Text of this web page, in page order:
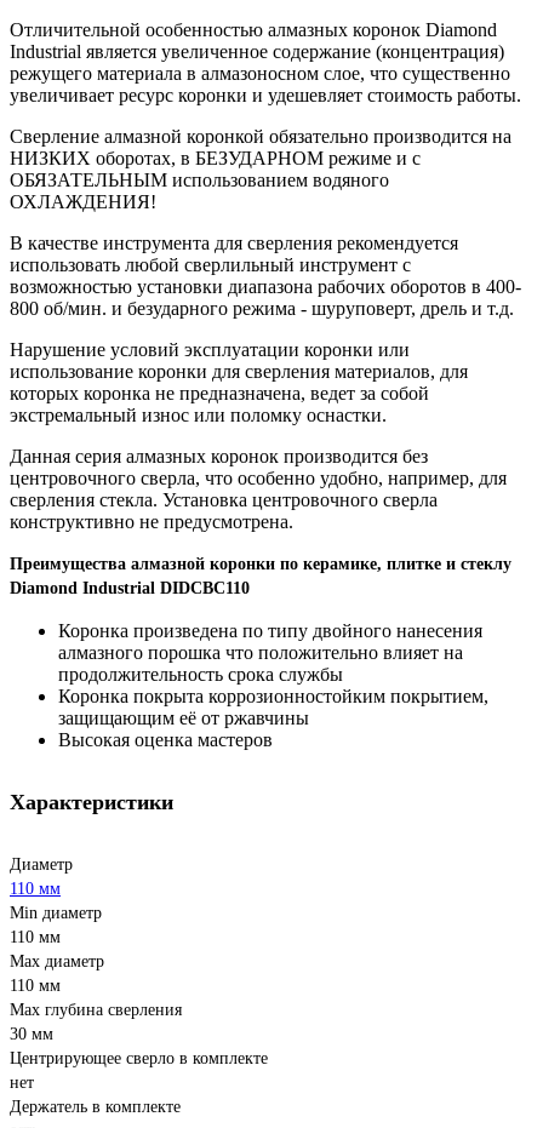
Отличительной особенностью алмазных коронок Diamond
Industrial является увеличенное содержание (концентрация)
режущего материала в алмазоносном слое, что существенно
увеличивает ресурс коронки и удешевляет стоимость работы.
Сверление алмазной коронкой обязательно производится на
НИЗКИХ оборотах, в БЕЗУДАРНОМ режиме и с
ОБЯЗАТЕЛЬНЫМ использованием водяного
ОХЛАЖДЕНИЯ!
В качестве инструмента для сверления рекомендуется
использовать любой сверлильный инструмент с
возможностью установки диапазона рабочих оборотов в 400-
800 об/мин. и безударного режима - шуруповерт, дрель и т.д.
Нарушение условий эксплуатации коронки или
использование коронки для сверления материалов, для
которых коронка не предназначена, ведет за собой
экстремальный износ или поломку оснастки.
Данная серия алмазных коронок производится без
центровочного сверла, что особенно удобно, например, для
сверления стекла. Установка центровочного сверла
конструктивно не предусмотрена.
Преимущества алмазной коронки по керамике, плитке и стеклу
Diamond Industrial DIDCBC110
Коронка произведена по типу двойного нанесения
алмазного порошка что положительно влияет на
продолжительность срока службы
Коронка покрыта коррозионностойким покрытием,
защищающим её от ржавчины
Высокая оценка мастеров
Характеристики
Диаметр
110 мм
Min диаметр
110 мм
Max диаметр
110 мм
Max глубина сверления
30 мм
Центрирующее сверло в комплекте
нет
Держатель в комплекте